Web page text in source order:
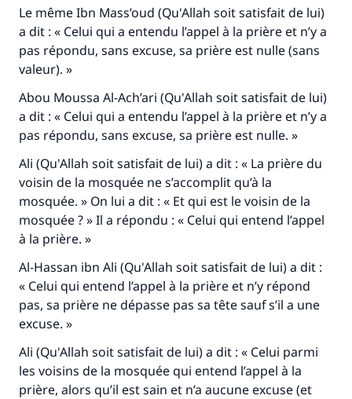
Le même Ibn Mass’oud (Qu'Allah soit satisfait de lui)
a dit : « Celui qui a entendu l’appel à la prière et n’y a
pas répondu, sans excuse, sa prière est nulle (sans
valeur). »
Abou Moussa Al-Ach’ari (Qu'Allah soit satisfait de lui)
a dit : « Celui qui a entendu l’appel à la prière et n’y a
pas répondu, sans excuse, sa prière est nulle. »
Ali (Qu'Allah soit satisfait de lui) a dit : « La prière du
voisin de la mosquée ne s’accomplit qu’à la
mosquée. » On lui a dit : « Et qui est le voisin de la
mosquée ? » Il a répondu : « Celui qui entend l’appel
à la prière. »
Al-Hassan ibn Ali (Qu'Allah soit satisfait de lui) a dit :
« Celui qui entend l’appel à la prière et n’y répond
pas, sa prière ne dépasse pas sa tête sauf s’il a une
excuse. »
Ali (Qu'Allah soit satisfait de lui) a dit : « Celui parmi
les voisins de la mosquée qui entend l’appel à la
prière, alors qu’il est sain et n’a aucune excuse (et